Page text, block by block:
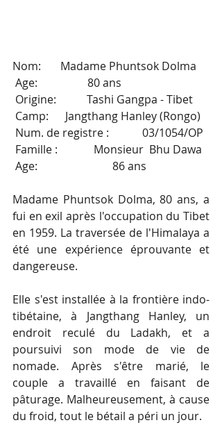
Nom:       Madame Phuntsok Dolma
Age:                  80 ans
Origine:           Tashi Gangpa - Tibet
Camp:      Jangthang Hanley (Rongo)
Num. de registre :            03/1054/OP
Famille :             Monsieur  Bhu Dawa
Age:                           86 ans
Madame Phuntsok Dolma, 80 ans, a
fui en exil après l'occupation du Tibet
en 1959. La traversée de l'Himalaya a
été une expérience éprouvante et
dangereuse.
Elle s'est installée à la frontière indo-
tibétaine, à Jangthang Hanley, un
endroit reculé du Ladakh, et a
poursuivi son mode de vie de
nomade. Après s'être marié, le
couple a travaillé en faisant de
pâturage. Malheureusement, à cause
du froid, tout le bétail a péri un jour.